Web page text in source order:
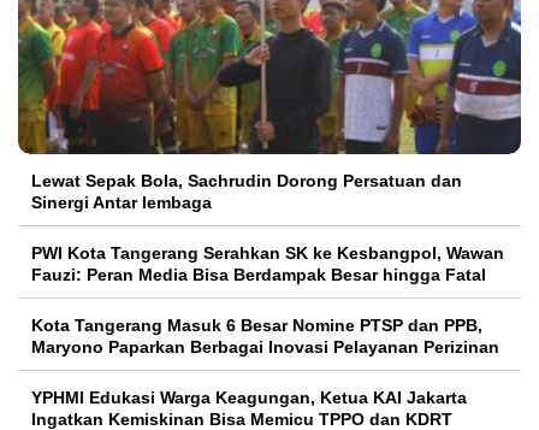
Lewat Sepak Bola, Sachrudin Dorong Persatuan dan
Sinergi Antar lembaga
PWI Kota Tangerang Serahkan SK ke Kesbangpol, Wawan
Fauzi: Peran Media Bisa Berdampak Besar hingga Fatal
Kota Tangerang Masuk 6 Besar Nomine PTSP dan PPB,
Maryono Paparkan Berbagai Inovasi Pelayanan Perizinan
YPHMI Edukasi Warga Keagungan, Ketua KAI Jakarta
Ingatkan Kemiskinan Bisa Memicu TPPO dan KDRT